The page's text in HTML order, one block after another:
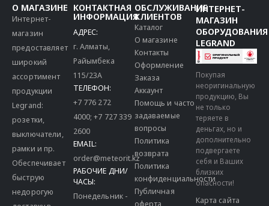
О МАГАЗИНЕ
Интернет-
магазин
предоставляет
широкий
ассортимент
продукции
Legrand:
розетки,
выключатели,
рамки и пр.
Обеспечивает
быструю
недорогую
КОНТАКТНАЯ
ИНФОРМАЦИЯ
АДРЕС:
г. Алматы,
Райымбека
115/23A
ТЕЛЕФОН:
+7 776 272
4000;+7 727 339
2600
EMAIL:
order@meteorit.kz
РАБОЧИЕ ДНИ/
ЧАСЫ:
Понедельник -
ОБСЛУЖИВАНИЕ
КЛИЕНТОВ
Каталог
О магазине
Контакты
Оформление
Заказа
Аккаунт
Помощь и часто
задаваемые
вопросы
Политика
возврата
Политика
конфиденциальности
Публичная
оферта
ИНТЕРНЕТ-
МАГАЗИН
ОБОРУДОВАНИЯ
LEGRAND
Покупая
неоригинальную
продукцию, Вы
не только
теряете в
деньгах, но и
дополнительно
подвергаете
себя и Ваших
близких
опасности!
Карта сайта